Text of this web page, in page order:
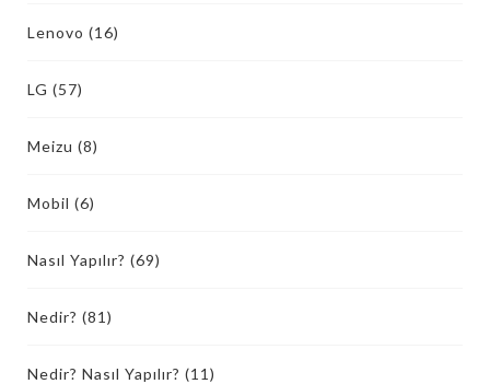
Lenovo (16)
LG (57)
Meizu (8)
Mobil (6)
Nasıl Yapılır? (69)
Nedir? (81)
Nedir? Nasıl Yapılır? (11)